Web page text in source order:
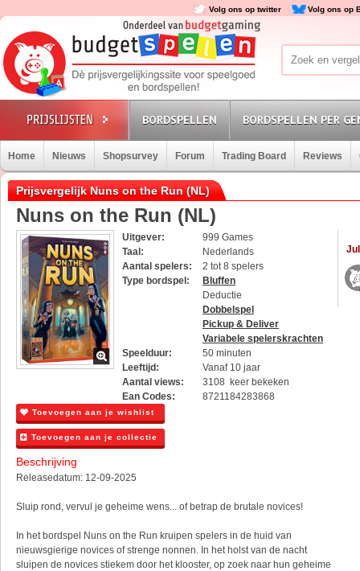
Volg ons op twitter Volg ons op
BORDSPELLEN BORDSPELLEN PER
Home Nieuws Shopsurvey Forum Trading Board Reviews
Prijsvergelijk Nuns on the Run (NL)
Nuns on the Run (NL)
Uitgever:
999 Games
Taal:
Nederlands
Aantal spelers:
2 tot 8 spelers
Type bordspel:
Bluffen
Deductie
Dobbelspel
Pickup & Deliver
Variabele spelerskrachten
Speelduur:
50 minuten
Leeftijd:
Vanaf 10 jaar
Aantal views:
3108 keer bekeken
Ean Codes:
8721184283868
Toevoegen aan je wishlist
Toevoegen aan je collectie
Beschrijving
Releasedatum: 12-09-2025
Sluip rond, vervul je geheime wens... of betrap de brutale novices!
In het bordspel Nuns on the Run kruipen spelers in de huid van
nieuwsgierige novices of strenge nonnen. In het holst van de nacht
sluipen de novices stiekem door het klooster, op zoek naar hun geheime